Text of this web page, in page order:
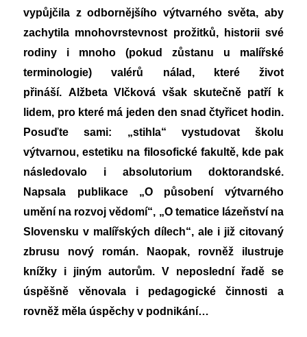
vypůjčila z odbornějšího výtvarného světa, aby
zachytila mnohovrstevnost prožitků, historii své
rodiny i mnoho (pokud zůstanu u malířské
terminologie) valérů nálad, které život
přináší. Alžbeta Vlčková však skutečně patří k
lidem, pro které má jeden den snad čtyřicet hodin.
Posuďte sami: „stihla“ vystudovat školu
výtvarnou, estetiku na filosofické fakultě, kde pak
následovalo i absolutorium doktorandské.
Napsala publikace „O působení výtvarného
umění na rozvoj vědomí“, „O tematice lázeňství na
Slovensku v malířských dílech“, ale i již citovaný
zbrusu nový román. Naopak, rovněž ilustruje
knížky i jiným autorům. V neposlední řadě se
úspěšně věnovala i pedagogické činnosti
a
rovněž měla úspěchy v podnikání…